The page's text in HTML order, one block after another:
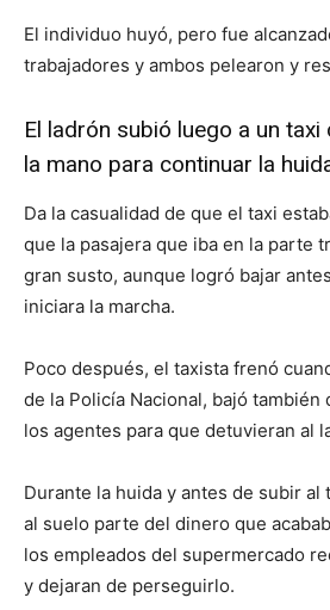
El individuo huyó, pero fue
trabajadores y ambos pelearon y
El ladrón subió luego a un taxi
la mano para continuar la
Da la casualidad de que el taxi
que la pasajera que iba en la parte
gran susto, aunque logró bajar
iniciara la marcha.
Poco después, el taxista frenó
de la Policía Nacional, bajó también
los agentes para que detuvieran al
Durante la huida y antes de subir al
al suelo parte del dinero que
los empleados del supermercado
y dejaran de perseguirlo.